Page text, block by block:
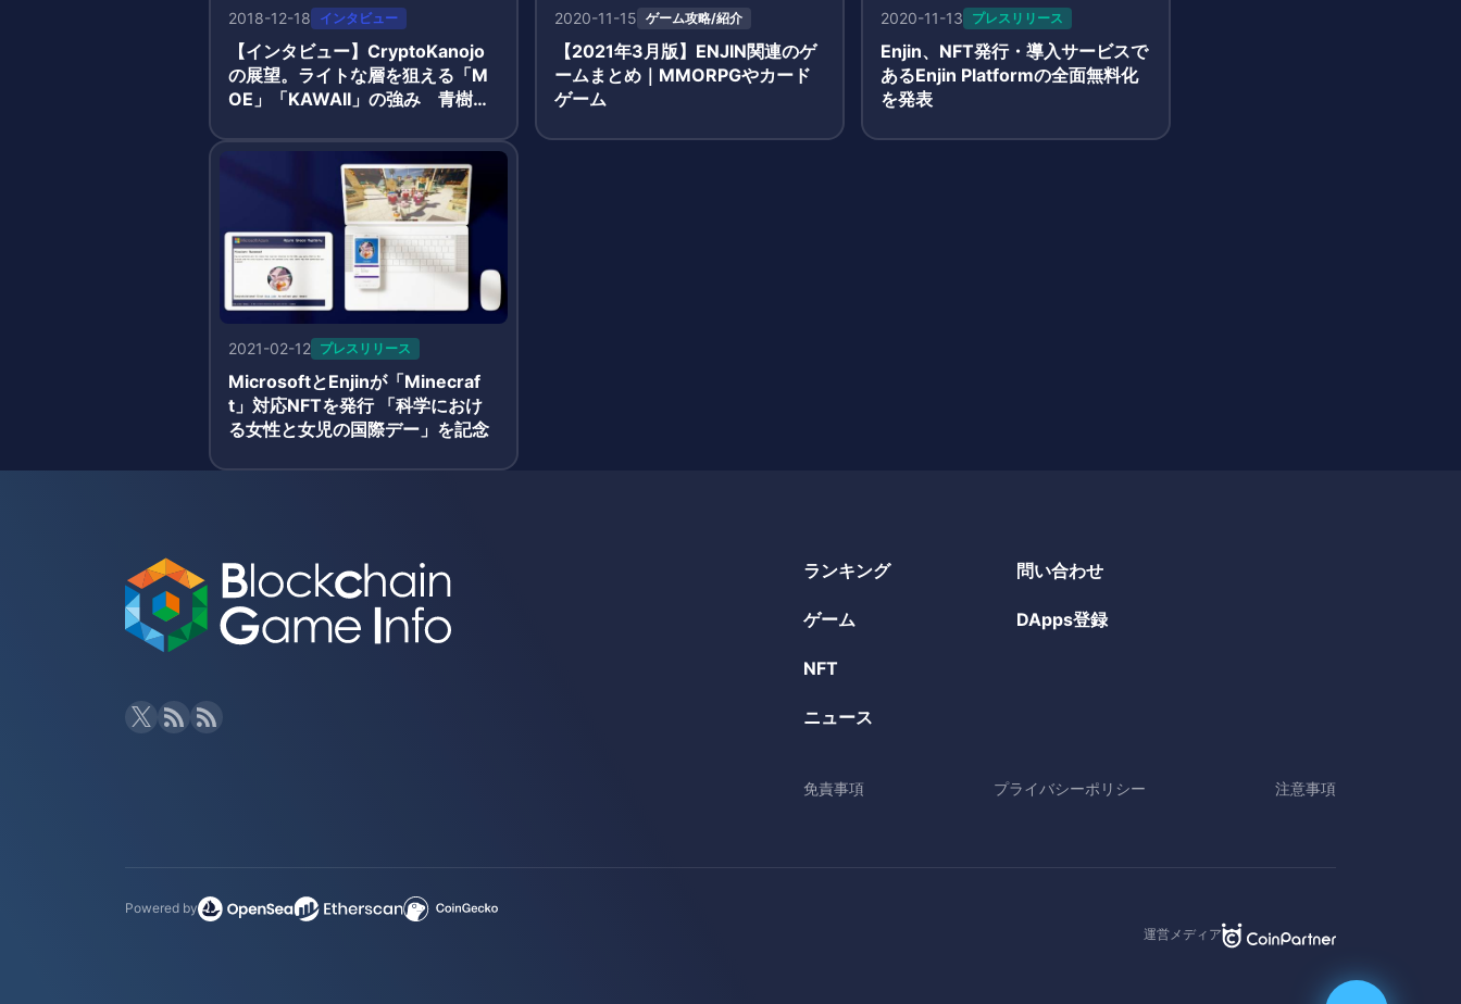
2018-12-18 インタビュー
【インタビュー】CryptoKanojo
の展望。ライトな層を狙える「M
OE」「KAWAII」の強み 青樹
2020-11-15 ゲーム攻略/紹介
【2021年3月版】ENJIN関連のゲ
ームまとめ｜MMORPGやカード
ゲーム
2020-11-13 プレスリリース
Enjin、NFT発行・導入サービスで
あるEnjin Platformの全面無料化
を発表
2021-02-12 プレスリリース
MicrosoftとEnjinが「Minecraf
t」対応NFTを発行 「科学におけ
る女性と女児の国際デー」を記念
ランキング
ゲーム
NFT
ニュース
問い合わせ
DApps登録
免責事項 プライバシーポリシー 注意事項
Powered by
運営メディア